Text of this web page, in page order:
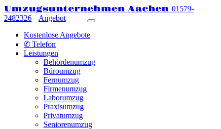
Umzugsunternehmen Aachen 01579-
2482326
Angebot
Kostenlose Angebote
✆ Telefon
Leistungen
Behördenumzug
Büroumzug
Fernumzug
Firmenumzug
Laborumzug
Praxisumzug
Privatumzug
Seniorenumzug